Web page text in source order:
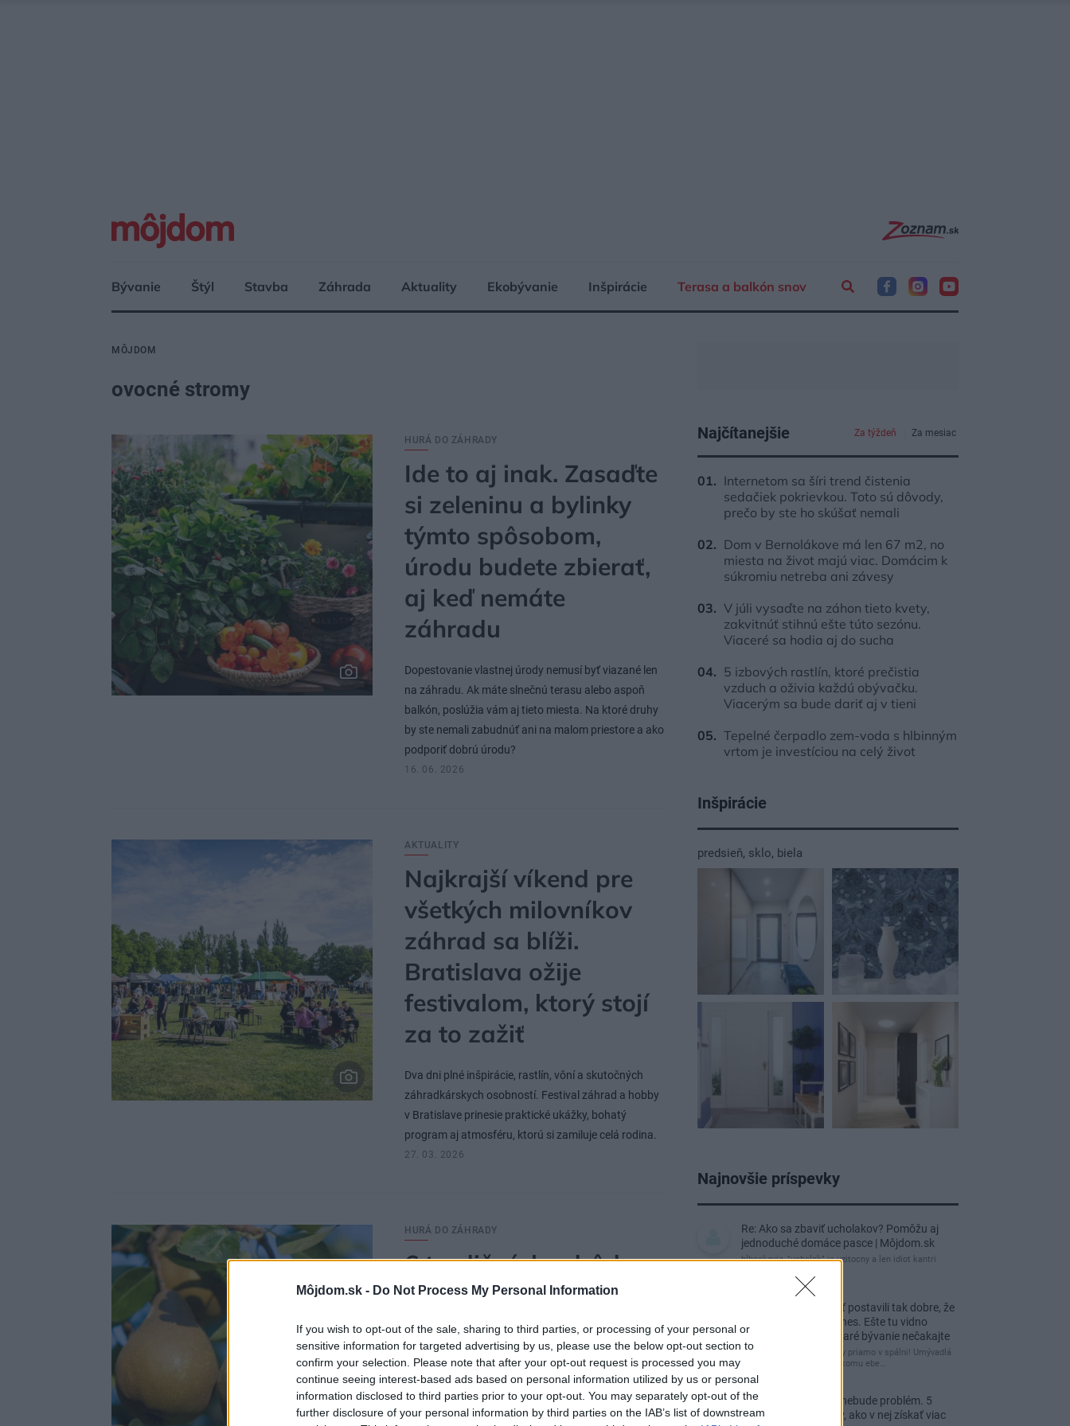
Môjdom.sk - Do Not Process My Personal Information
If you wish to opt-out of the sale, sharing to third parties, or processing of your personal or
sensitive information for targeted advertising by us, please use the below opt-out section to
confirm your selection. Please note that after your opt-out request is processed you may
continue seeing interest-based ads based on personal information utilized by us or personal
information disclosed to third parties prior to your opt-out. You may separately opt-out of the
further disclosure of your personal information by third parties on the IAB’s list of downstream
Bývanie Štýl Stavba Záhrada Aktuality Ekobývanie Inšpirácie Terasa a balkón snov
MÔJDOM
ovocné stromy
HURÁ DO ZÁHRADY
Ide to aj inak. Zasaďte
si zeleninu a bylinky
týmto spôsobom,
úrodu budete zbierať,
aj keď nemáte
záhradu
Dopestovanie vlastnej úrody nemusí byť viazané len
na záhradu. Ak máte slnečnú terasu alebo aspoň
balkón, poslúžia vám aj tieto miesta. Na ktoré druhy
by ste nemali zabudnúť ani na malom priestore a ako
podporiť dobrú úrodu?
16. 06. 2026
AKTUALITY
Najkrajší víkend pre
všetkých milovníkov
záhrad sa blíži.
Bratislava ožije
festivalom, ktorý stojí
za to zažiť
Dva dni plné inšpirácie, rastlín, vôní a skutočných
záhradkárskych osobností. Festival záhrad a hobby
v Bratislave prinesie praktické ukážky, bohatý
program aj atmosféru, ktorú si zamiluje celá rodina.
27. 03. 2026
HURÁ DO ZÁHRADY
6 tradičných odrôd
hrušiek, ktoré sú
najlepšie na jeseň a
pestujú sa už po
stáročia. Na Slovensku
ich nájdete dodnes
Najčítanejšie Za týždeň Za mesiac
Internetom sa šíri trend čistenia
sedačiek pokrievkou. Toto sú dôvody,
prečo by ste ho skúšať nemali
Dom v Bernolákove má len 67 m2, no
miesta na život majú viac. Domácim k
súkromiu netreba ani závesy
V júli vysaďte na záhon tieto kvety,
zakvitnúť stihnú ešte túto sezónu.
Viaceré sa hodia aj do sucha
5 izbových rastlín, ktoré prečistia
vzduch a oživia každú obývačku.
Viacerým sa bude dariť aj v tieni
Tepelné čerpadlo zem-voda s hlbinným
vrtom je investíciou na celý život
Inšpirácie
predsieň, sklo, biela
Najnovšie príspevky
Re: Ako sa zbaviť ucholakov? Pomôžu aj
jednoduché domáce pasce | Môjdom.sk
blbeckovia, "ucholak" je uzitocny a len idiot kantri
Re: Vidiecku usadlosť postavili tak dobre, že
domáceho chráni i dnes. Ešte tu vidno
kamenné múry, no staré bývanie nečakajte
čakám kedy budú wc misy priamo v spálni! Umývadlá
už sú štandardom! Tu niekomu ebe…
Re: Tesná spálňa už nebude problém. 5
praktických nápadov, ako v nej získať viac